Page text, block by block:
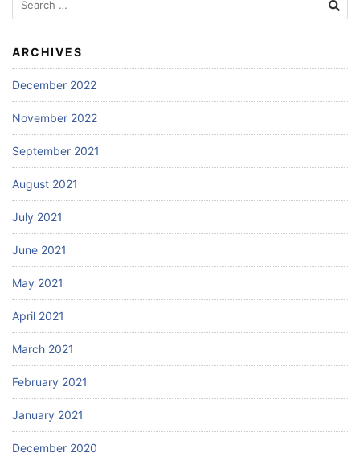
for:
ARCHIVES
December 2022
November 2022
September 2021
August 2021
July 2021
June 2021
May 2021
April 2021
March 2021
February 2021
January 2021
December 2020